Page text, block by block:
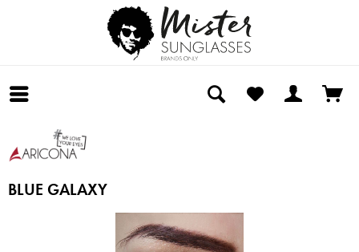
BLUE GALAXY